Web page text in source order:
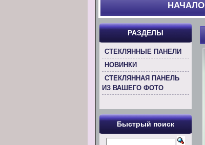
НАЧАЛO
РАЗДЕЛЫ
СТЕКЛЯННЫЕ ПАНЕЛИ
НОВИНКИ
СТЕКЛЯННАЯ ПАНЕЛЬ
ИЗ ВАШЕГО ФОТО
Быстрый поиск